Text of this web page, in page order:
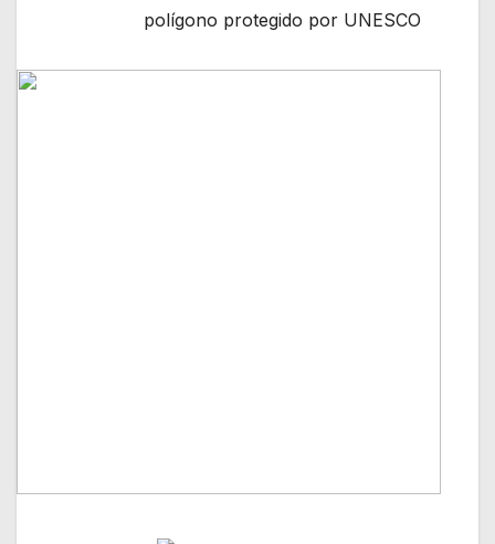
polígono protegido por UNESCO